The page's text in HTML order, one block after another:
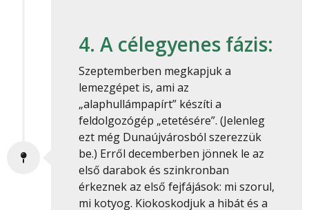
4. A célegyenes fázis:
Szeptemberben megkapjuk a
lemezgépet is, ami az
„alaphullámpapírt” készíti a
feldolgozógép „etetésére”. (Jelenleg
ezt még Dunaújvárosból szerezzük
be.) Erről decemberben jönnek le az
első darabok és szinkronban
érkeznek az első fejfájások: mi szorul,
mi kotyog. Kiokoskodjuk a hibát és a